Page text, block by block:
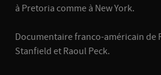
à Pretoria comme à New York.
Documentaire franco-américain de
Stanfield et Raoul Peck.